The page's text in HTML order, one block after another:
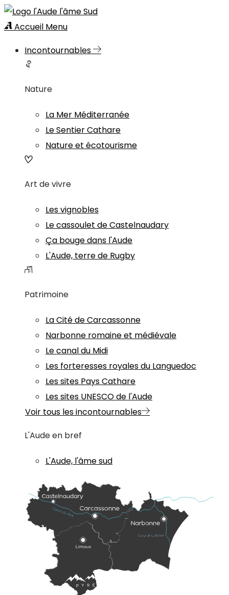
Accueil Menu
Incontournables
Nature
La Mer Méditerranée
Le Sentier Cathare
Nature et écotourisme
Art de vivre
Les vignobles
Le cassoulet de Castelnaudary
Ça bouge dans l'Aude
L'Aude, terre de Rugby
Patrimoine
La Cité de Carcassonne
Narbonne romaine et médiévale
Le canal du Midi
Les forteresses royales du Languedoc
Les sites Pays Cathare
Les sites UNESCO de l'Aude
Voir tous les incontournables
L'Aude en bref
L'Aude, l'âme sud